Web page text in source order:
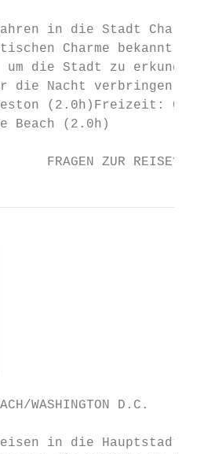
in die Stadt
Charme bekannt
um die Stadt zu
die Nacht verbringen.
(2.0h)Freizeit:
Beach (2.0h)
ZUR REISE?
BEACH/
in die Hauptstadt